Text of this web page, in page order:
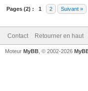
Pages (2) : 1 2 Suivant »
Contact Retourner en haut
Moteur MyBB , © 2002-2026